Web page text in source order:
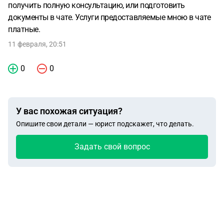
получить полную консультацию, или подготовить
документы в чате. Услуги предоставляемые мною в чате
платные.
11 февраля, 20:51
0 0
У вас похожая ситуация?
Опишите свои детали — юрист подскажет, что делать.
Задать свой вопрос